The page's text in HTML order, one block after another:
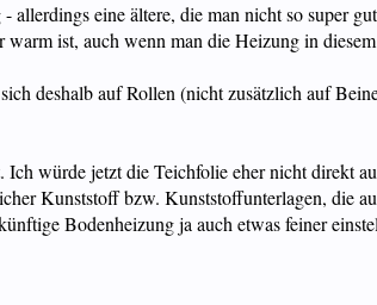
allerdings eine ältere, die man nicht so super
ist, auch wenn man die Heizung in
deshalb auf Rollen (nicht zusätzlich auf
Ich würde jetzt die Teichfolie eher nicht direkt
Kunststoff bzw. Kunststoffunterlagen, die
Bodenheizung ja auch etwas feiner